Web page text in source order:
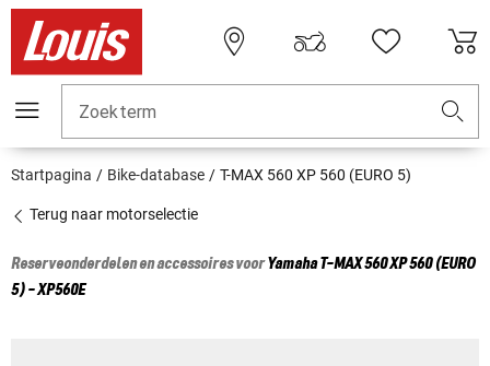
Zoekterm
Startpagina Bike-database T-MAX 560 XP 560 (EURO 5)
Terug naar motorselectie
Reserveonderdelen en accessoires voorYamahaT-MAX 560 XP 560 (EURO
5) - XP560E